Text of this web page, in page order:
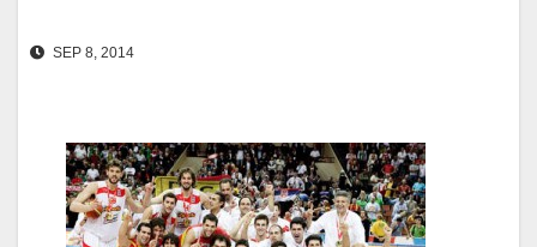
SEP 8, 2014